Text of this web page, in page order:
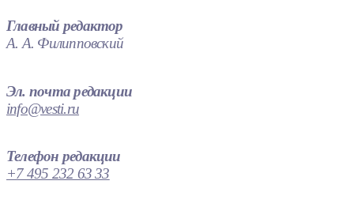
Главный редактор
А. А. Филипповский
Эл. почта редакции
info@vesti.ru
Телефон редакции
+7 495 232 63 33